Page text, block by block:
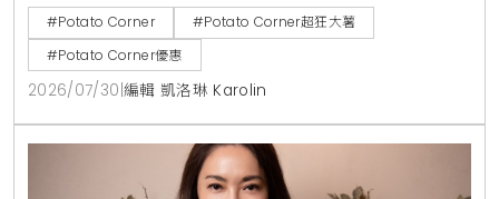
大薯並完成社群打卡任務，免費送2杯消暑飲品，還可
以85元加購全台限量500個POCO磁吸迷你燈箱。
#Potato Corner
#Potato Corner超狂大薯
#Potato Corner優惠
2026/07/30 編輯 凱洛琳 Karolin